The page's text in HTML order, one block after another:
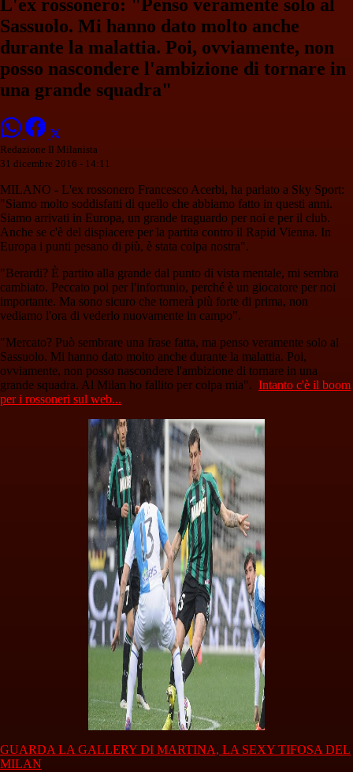
L'ex rossonero: "Penso veramente solo al
Sassuolo. Mi hanno dato molto anche
durante la malattia. Poi, ovviamente, non
posso nascondere l'ambizione di tornare in
una grande squadra"
Redazione Il Milanista
31 dicembre 2016 - 14:11
MILANO - L'ex rossonero Francesco Acerbi, ha parlato a Sky Sport:
"Siamo molto soddisfatti di quello che abbiamo fatto in questi anni.
Siamo arrivati in Europa, un grande traguardo per noi e per il club.
Anche se c'è del dispiacere per la partita contro il Rapid Vienna. In
Europa i punti pesano di più, è stata colpa nostra".
"Berardi? È partito alla grande dal punto di vista mentale, mi sembra
cambiato. Peccato poi per l'infortunio, perché è un giocatore per noi
importante. Ma sono sicuro che tornerà più forte di prima, non
vediamo l'ora di vederlo nuovamente in campo".
"Mercato? Può sembrare una frase fatta, ma penso veramente solo al
Sassuolo. Mi hanno dato molto anche durante la malattia. Poi,
ovviamente, non posso nascondere l'ambizione di tornare in una
grande squadra. Al Milan ho fallito per colpa mia". Intanto c'è il boom
per i rossoneri sul web...
GUARDA LA GALLERY DI MARTINA, LA SEXY TIFOSA DEL
MILAN